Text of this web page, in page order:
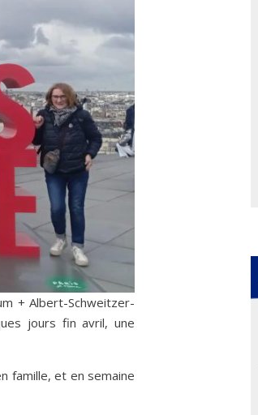
+ Albert-Schweitzer-
jours fin avril, une
famille, et en semaine